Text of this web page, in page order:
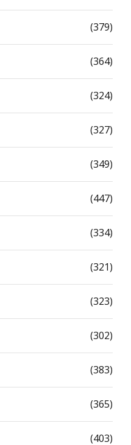
(379)
(364)
(324)
(327)
(349)
(447)
(334)
(321)
(323)
(302)
(383)
(365)
(403)